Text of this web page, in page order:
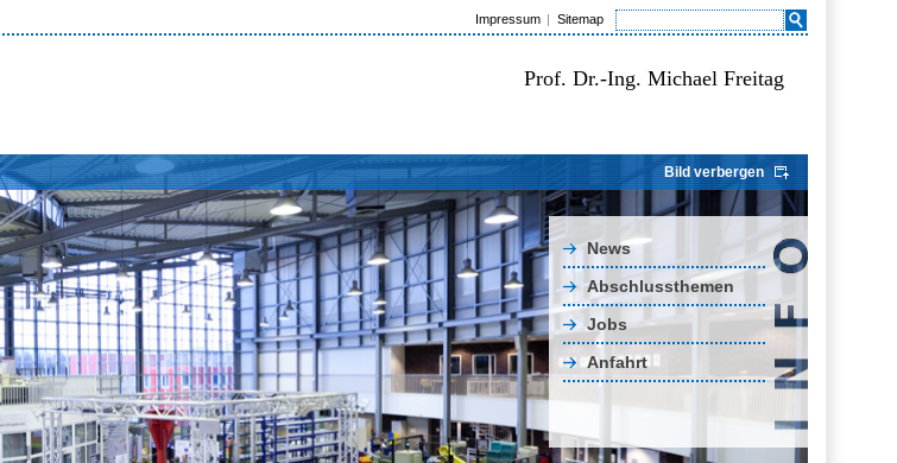
Impressum Sitemap
Prof. Dr.-Ing. Michael Freitag
Bild verbergen
News
Abschlussthemen
Jobs
Anfahrt